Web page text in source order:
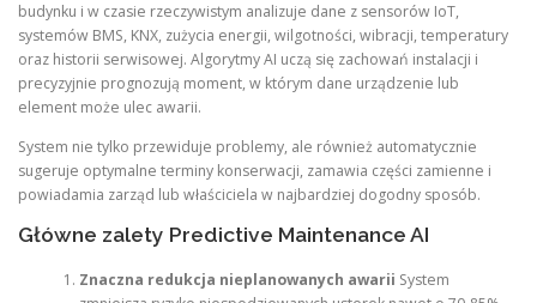
budynku i w czasie rzeczywistym analizuje dane z sensorów IoT,
systemów BMS, KNX, zużycia energii, wilgotności, wibracji, temperatury
oraz historii serwisowej. Algorytmy AI uczą się zachowań instalacji i
precyzyjnie prognozują moment, w którym dane urządzenie lub
element może ulec awarii.
System nie tylko przewiduje problemy, ale również automatycznie
sugeruje optymalne terminy konserwacji, zamawia części zamienne i
powiadamia zarząd lub właściciela w najbardziej dogodny sposób.
Główne zalety Predictive Maintenance AI
Znaczna redukcja nieplanowanych awarii System